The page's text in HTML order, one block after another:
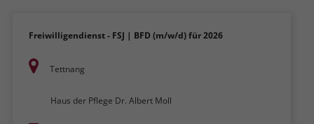
Freiwilligendienst - FSJ | BFD (m/w/d) für 2026
Tettnang
Haus der Pflege Dr. Albert Moll